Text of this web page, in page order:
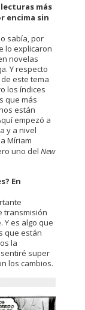
más
encima sin
sabía, por
lo explicaron
novelas
Y respecto
este tema
los índices
que más
están
empezó a
y a nivel
Míriam
uno del New
En
transmisión
Y es algo que
que están
la
super
los cambios.